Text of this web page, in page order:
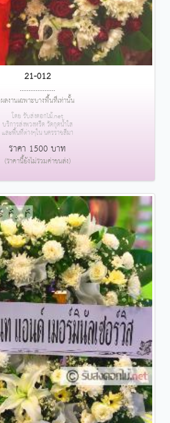
21-012
....................
ผลงานเฉพาะบางพื้นที่เท่านั้น
โดย รับส่งดอกไม้.net
บริการส่งพวงหรีด วัดกุดน้ำใส
และพื้นที่ต่างๆใน นครราชสีมา
ราคา 1500 บาท
(ราคานี้ยังไม่รวมค่าขนส่ง)